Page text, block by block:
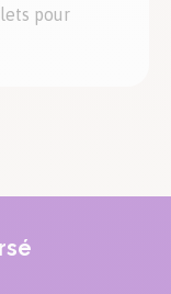
pour